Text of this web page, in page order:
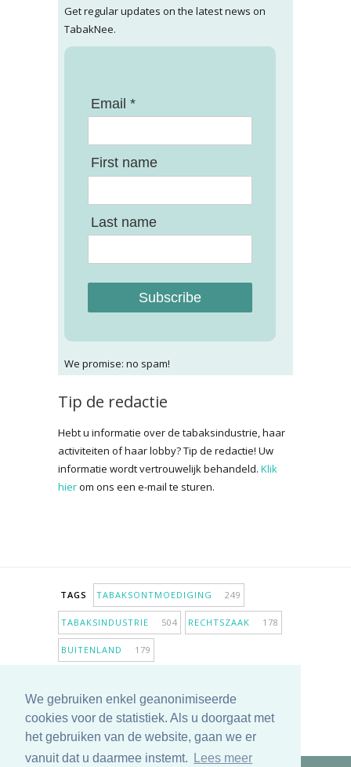
We gebruiken enkel geanonimiseerde
cookies voor de statistiek. Als u doorgaat met
het gebruiken van de website, gaan we er
vanuit dat u daarmee instemt.
Lees meer
Get regular updates on the latest news on
TabakNee.
Email *
First name
Last name
Subscribe
We promise: no spam!
Tip de redactie
Hebt u informatie over de tabaksindustrie, haar
activiteiten of haar lobby? Tip de redactie! Uw
informatie wordt vertrouwelijk behandeld. Klik
hierom ons een e-mail te sturen.
TAGS TABAKSONTMOEDIGING 249
TABAKSINDUSTRIE 504 RECHTSZAAK 178
BUITENLAND 179
ANTIROOKBELEID307 ONDERZOEK
MEER TAGS TONEN